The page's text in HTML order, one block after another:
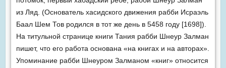
из Ляд. (Основатель хасидского движения рабби Исраэль
Баал Шем Тов родился в тот же день в 5458 году [1698]).
На титульной странице книги Тания рабби Шнеур Залман
пишет, что его работа основана «на книгах и на авторах».
Упоминание рабби Шнеуром Залманом «книг» относится